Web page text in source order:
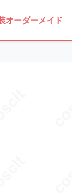
オーダーメイド